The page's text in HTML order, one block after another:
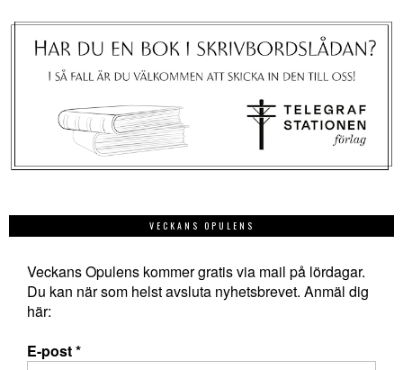
VECKANS OPULENS
Veckans Opulens kommer gratis via mail på lördagar.
Du kan när som helst avsluta nyhetsbrevet. Anmäl dig
här:
E-post*